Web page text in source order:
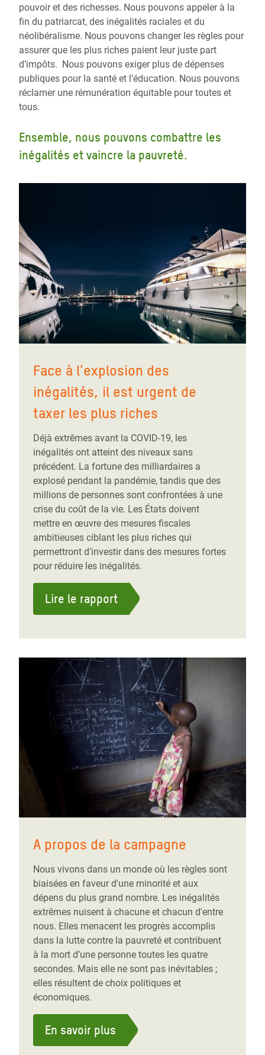
pouvoir et des richesses. Nous pouvons appeler à la
fin du patriarcat, des inégalités raciales et du
néolibéralisme. Nous pouvons changer les règles pour
assurer que les plus riches paient leur juste part
d’impôts. Nous pouvons exiger plus de dépenses
publiques pour la santé et l’éducation. Nous pouvons
réclamer une rémunération équitable pour toutes et
tous.
Ensemble, nous pouvons combattre les
inégalités et vaincre la pauvreté.
Face à l'explosion des
inégalités, il est urgent de
taxer les plus riches
Déjà extrêmes avant la COVID-19, les
inégalités ont atteint des niveaux sans
précédent. La fortune des milliardaires a
explosé pendant la pandémie, tandis que des
millions de personnes sont confrontées à une
crise du coût de la vie. Les États doivent
mettre en œuvre des mesures fiscales
ambitieuses ciblant les plus riches qui
permettront d'investir dans des mesures fortes
pour réduire les inégalités.
Lire le rapport
A propos de la campagne
Nous vivons dans un monde où les règles sont
biaisées en faveur d'une minorité et aux
dépens du plus grand nombre. Les inégalités
extrêmes nuisent à chacune et chacun d'entre
nous. Elles menacent les progrès accomplis
dans la lutte contre la pauvreté et contribuent
à la mort d’une personne toutes les quatre
secondes. Mais elle ne sont pas inévitables ;
elles résultent de choix politiques et
économiques.
En savoir plus